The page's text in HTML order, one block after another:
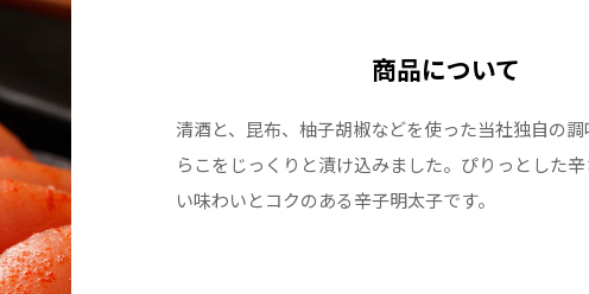
商品について
清酒と、昆布、柚子胡椒などを使った当社独自の
らこをじっくりと漬け込みました。ぴりっとした
い味わいとコクのある辛子明太子です。